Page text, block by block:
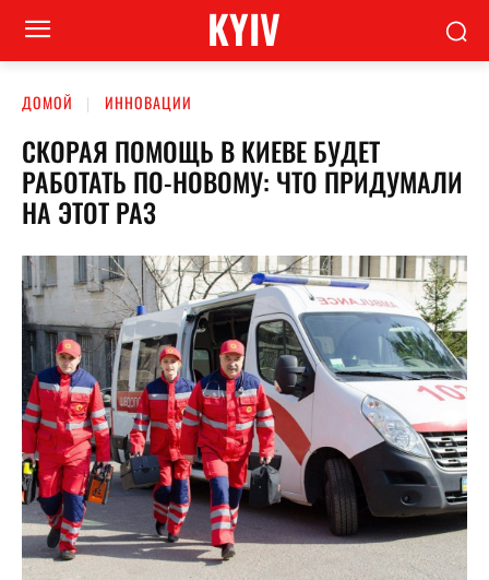
KYIV
ДОМОЙ ИННОВАЦИИ
СКОРАЯ ПОМОЩЬ В КИЕВЕ БУДЕТ
РАБОТАТЬ ПО-НОВОМУ: ЧТО ПРИДУМАЛИ
НА ЭТОТ РАЗ